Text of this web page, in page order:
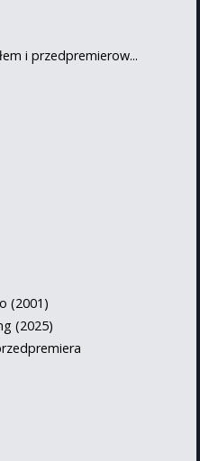
i przedpremierow...
(2001)
(2025)